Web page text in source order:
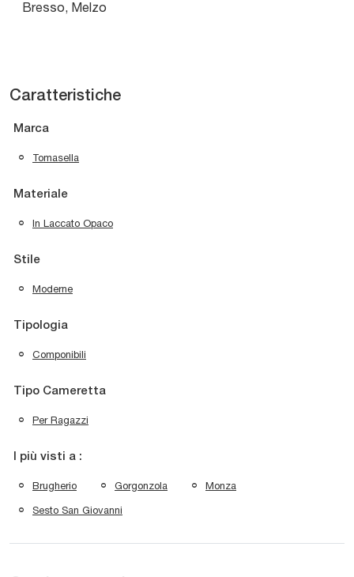
Bresso, Melzo
Caratteristiche
Marca
Tomasella
Materiale
In Laccato Opaco
Stile
Moderne
Tipologia
Componibili
Tipo Cameretta
Per Ragazzi
I più visti a :
Brugherio Gorgonzola Monza
Sesto San Giovanni